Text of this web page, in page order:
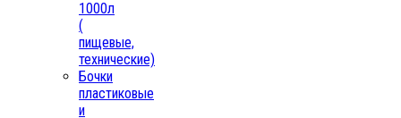
1000л
(
пищевые,
технические)
Бочки
пластиковые
и